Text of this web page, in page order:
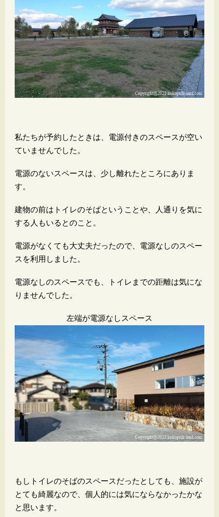
私たちが予約したときは、電源付きのスペースが空い
ていませんでした。
電源のないスペースは、少し離れたところにありま
す。
建物の前はトイレのそばということや、人通りを気に
する人もいるとのこと。
電源がなくても大丈夫だったので、電源なしのスペー
スを利用しました。
電源なしのスペースでも、トイレまでの距離は気にな
りませんでした。
左端が電源なしスペース
もしトイレのそばのスペースだったとしても、施設が
とても綺麗なので、個人的には気にならなかったかな
と思います。